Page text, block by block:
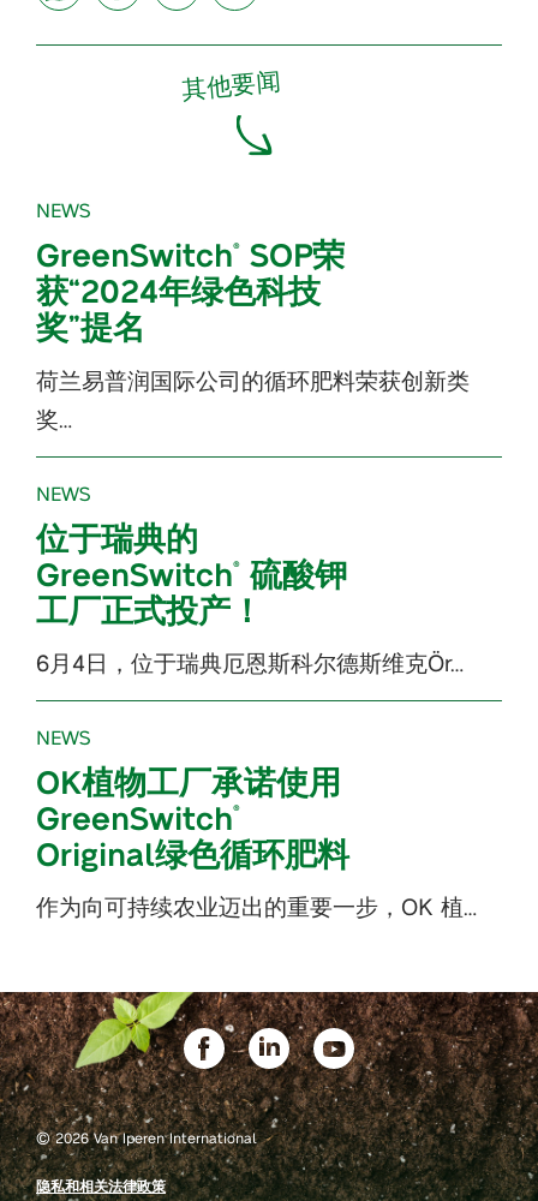
其他要闻
NEWS
GreenSwitch®
SOP荣
获“2024年绿色科技
奖”提名
荷兰易普润国际公司的循环肥料荣获创新类
奖…
NEWS
位于瑞典的
GreenSwitch®
硫酸钾
工厂正式投产！
6月4日，位于瑞典厄恩斯科尔德斯维克Ör…
NEWS
OK植物工厂承诺使用
GreenSwitch®
Original绿色循环肥料
作为向可持续农业迈出的重要一步，OK 植…
©2026 Van Iperen International
隐私和相关法律政策